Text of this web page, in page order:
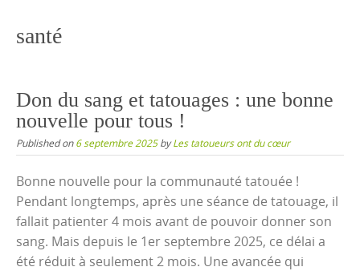
santé
Don du sang et tatouages : une bonne
nouvelle pour tous !
Published on6 septembre 2025byLes tatoueurs ont du cœur
Bonne nouvelle pour la communauté tatouée !
Pendant longtemps, après une séance de tatouage, il
fallait patienter 4 mois avant de pouvoir donner son
sang. Mais depuis le 1er septembre 2025, ce délai a
été réduit à seulement 2 mois. Une avancée qui